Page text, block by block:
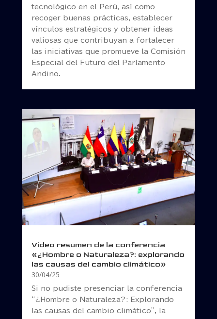
tecnológico en el Perú, así como
recoger buenas prácticas, establecer
vínculos estratégicos y obtener ideas
valiosas que contribuyan a fortalecer
las iniciativas que promueve la Comisión
Especial del Futuro del Parlamento
Andino.
Video resumen de la conferencia
«¿Hombre o Naturaleza?: explorando
las causas del cambio climático»
30/04/25
Si no pudiste presenciar la conferencia
“¿Hombre o Naturaleza?: Explorando
las causas del cambio climático”, la